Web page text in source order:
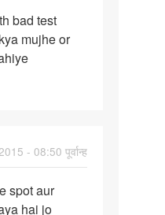
bad test
mujhe or
- 08:50 पूर्वान्ह
spot aur
hai jo